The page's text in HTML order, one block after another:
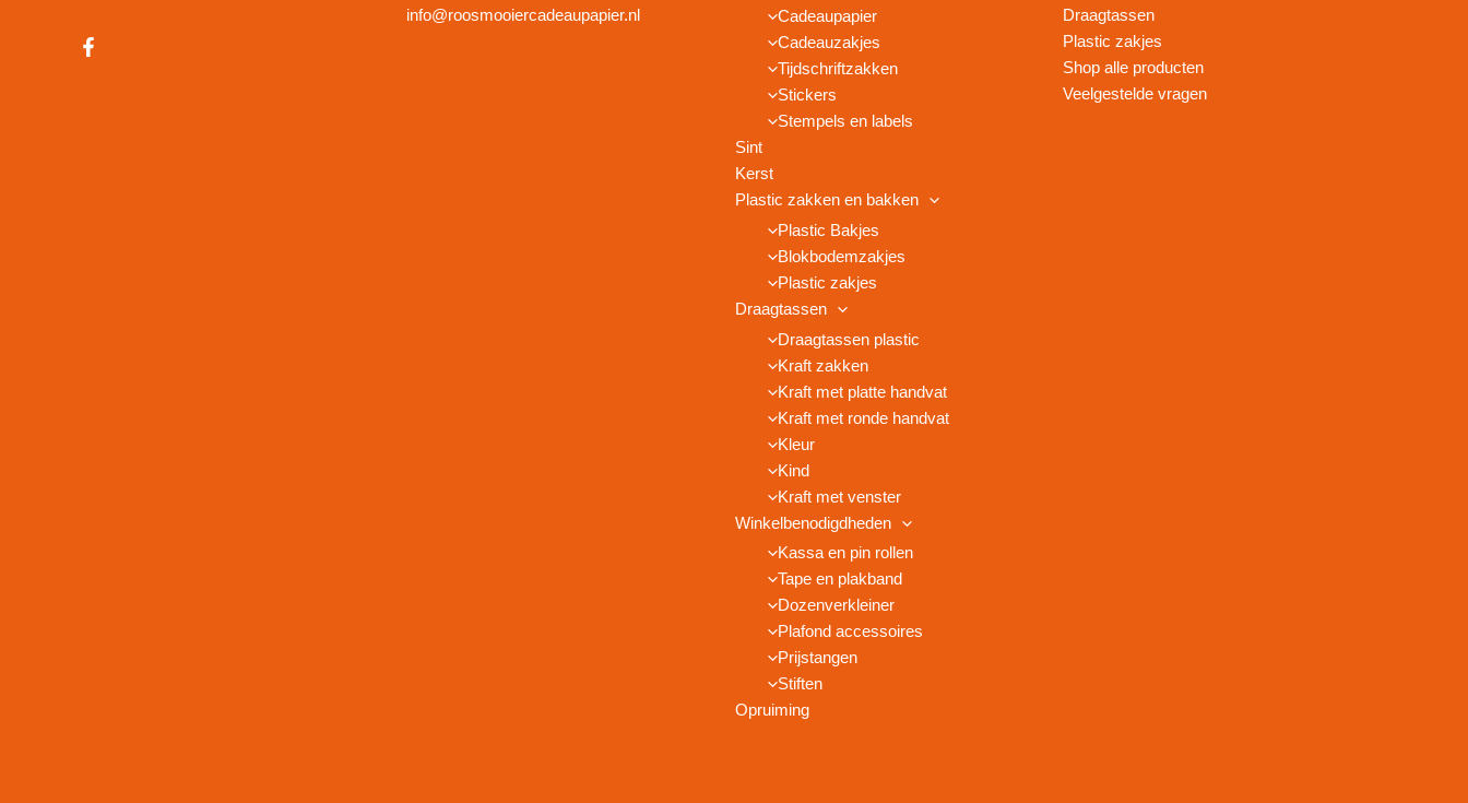
info@roosmooiercadeaupapier.nl
Cadeaupapier
Cadeauzakjes
Tijdschriftzakken
Stickers
Stempels en labels
Sint
Kerst
Plastic zakken en bakken
Plastic Bakjes
Blokbodemzakjes
Plastic zakjes
Draagtassen
Draagtassen plastic
Kraft zakken
Kraft met platte handvat
Kraft met ronde handvat
Kleur
Kind
Kraft met venster
Winkelbenodigdheden
Kassa en pin rollen
Tape en plakband
Dozenverkleiner
Plafond accessoires
Prijstangen
Stiften
Opruiming
Draagtassen
Plastic zakjes
Shop alle producten
Veelgestelde vragen